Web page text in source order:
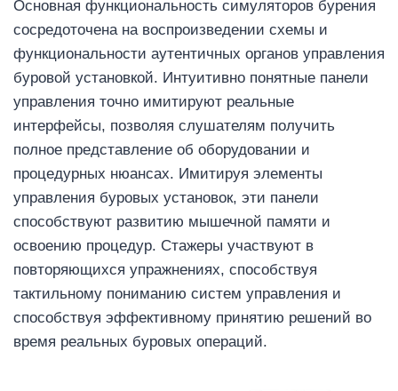
Основная функциональность симуляторов бурения
сосредоточена на воспроизведении схемы и
функциональности аутентичных органов управления
буровой установкой. Интуитивно понятные панели
управления точно имитируют реальные
интерфейсы, позволяя слушателям получить
полное представление об оборудовании и
процедурных нюансах. Имитируя элементы
управления буровых установок, эти панели
способствуют развитию мышечной памяти и
освоению процедур. Стажеры участвуют в
повторяющихся упражнениях, способствуя
тактильному пониманию систем управления и
способствуя эффективному принятию решений во
время реальных буровых операций.